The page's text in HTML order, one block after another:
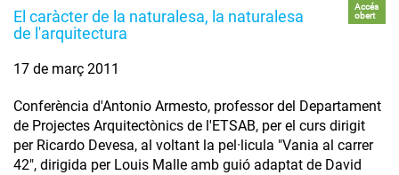
El caràcter de la naturalesa, la naturalesa
de l'arquitectura
Accés
obert
17 de març 2011
Conferència d'Antonio Armesto, professor del Departament
de Projectes Arquitectònics de l'ETSAB, per el curs dirigit
per Ricardo Devesa, al voltant la pel·licula "Vania al carrer
42", dirigida per Louis Malle amb guió adaptat de David